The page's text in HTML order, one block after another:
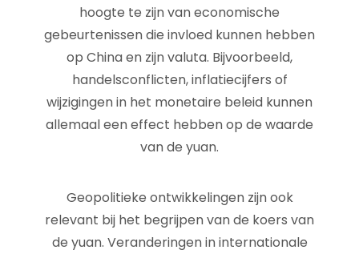
hoogte te zijn van economische
gebeurtenissen die invloed kunnen hebben
op China en zijn valuta. Bijvoorbeeld,
handelsconflicten, inflatiecijfers of
wijzigingen in het monetaire beleid kunnen
allemaal een effect hebben op de waarde
van de yuan.
Geopolitieke ontwikkelingen zijn ook
relevant bij het begrijpen van de koers van
de yuan. Veranderingen in internationale